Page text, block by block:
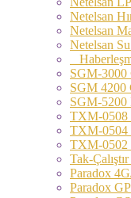
Netelsan
Netelsan
Netelsan
SGM-3000
SGM 4200
SGM-5200
TXM-0508
TXM-0504
TXM-0502
Tak-
Paradox
Paradox